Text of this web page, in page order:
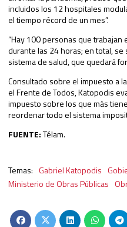
incluidos los 12 hospitales
el tiempo récord de un mes”.
“Hay 100 personas que trabajan
durante las 24 horas; en total, se
sistema de salud, que quedará
Consultado sobre el impuesto a
el Frente de Todos, Katopodis
impuesto sobre los que más
reordenar todo el sistema
FUENTE:Télam.
Gabriel Katopodis
Ministerio de Obras Públicas